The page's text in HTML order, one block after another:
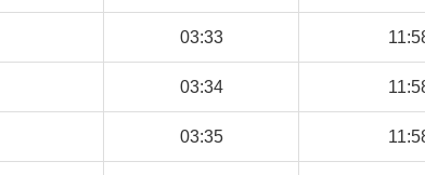
03:33
03:34
03:35